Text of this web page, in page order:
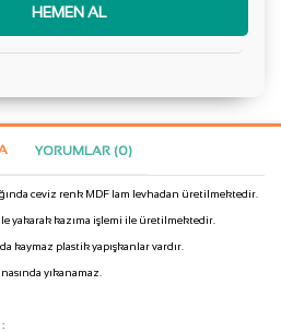
HEMEN AL
YORUMLAR (0)
ceviz renk MDF lam levhadan üretilmektedir.
yakarak kazıma işlemi ile üretilmektedir.
kaymaz plastik yapışkanlar vardır.
yıkanamaz.